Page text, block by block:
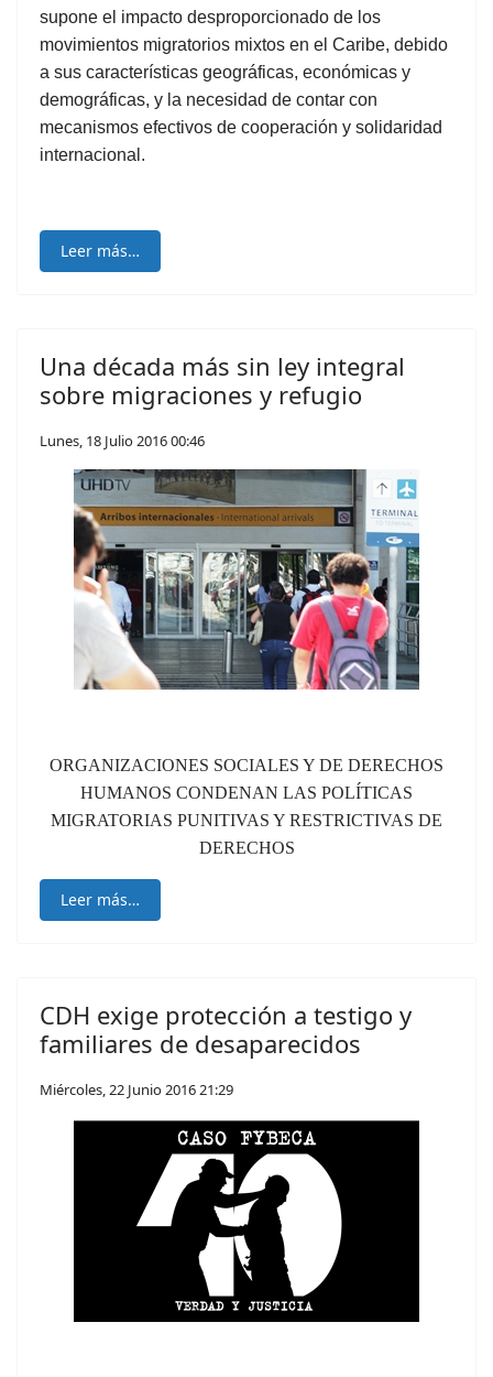
supone el impacto desproporcionado de los
movimientos migratorios mixtos en el Caribe, debido
a sus características geográficas, económicas y
demográficas, y la necesidad de contar con
mecanismos efectivos de cooperación y solidaridad
internacional.
Leer más…
Una década más sin ley integral
sobre migraciones y refugio
Lunes, 18 Julio 2016 00:46
ORGANIZACIONES SOCIALES Y DE DERECHOS
HUMANOS CONDENAN LAS POLÍTICAS
MIGRATORIAS PUNITIVAS Y RESTRICTIVAS DE
DERECHOS
Leer más…
CDH exige protección a testigo y
familiares de desaparecidos
Miércoles, 22 Junio 2016 21:29